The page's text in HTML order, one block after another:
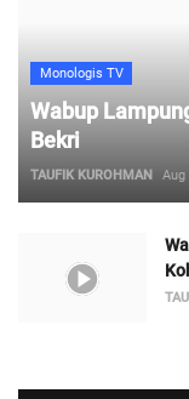
Monologis TV
Wabup
Bekri
TAUFIK KUROHMAN Aug